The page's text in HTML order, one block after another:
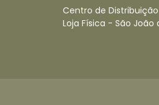
Centro de
Loja Física - São João